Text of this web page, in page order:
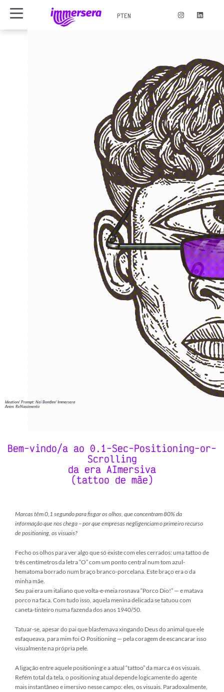
PTEN
Ideation/ Prompt: Nei Bomfim/ Immersera
Anim: ReNascimento
Bem-vindo/a ao 0.1-Sec-Positioning-or-
Scrolling
da era AImersiva
(tattoo de mãe)
Marcas têm 0,1 segundo para fisgar os olhos, que concentram 80% da
informação que nos chega – por que empresas negligenciam o primeiro recurso
de positioning, os visuais?
Fecho os olhos para ver algo que só existe com eles cerrados: uma tattoo de
três centímetros da letra “O” com um ponto central num tom azul-
hematoma borrado num braço branco-porcelana. Este braço era o da
minha mãe.
Seu pai era um italiano que volta-e-meia rosnava “Porco Dio!” — e matava
porco na faca. Com tudo isso, aquela menina delicada se tatuou com
caneta-tinteiro numa fazenda dos anos 1940/50.
Tatuar-se, apesar do pai que blasfemava xingando Deus do animal que ele
esfaqueava, para mim foi O Positioning — pela coragem de escancarar isso
visualmente na própria pele.
A ligação entre aquele positioning e a atual “tattoo” da marca é os visuais.
Refém total da tela, o positioning atual depende logicamente do agente
mais instantâneo e imersivo nesse campo: eles, os visuais. Paradoxalmente,